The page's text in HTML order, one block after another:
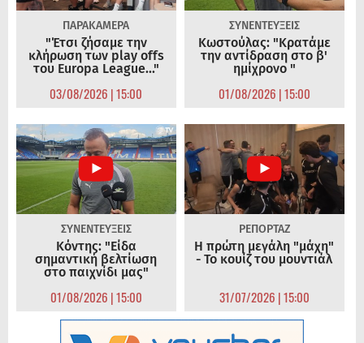
ΠΑΡΑΚΑΜΕΡΑ
"Έτσι ζήσαμε την
κλήρωση των play offs
του Europa League..."
03/08/2026 | 15:00
ΣΥΝΕΝΤΕΥΞΕΙΣ
Κωστούλας: "Κρατάμε
την αντίδραση στο β'
ημίχρονο "
01/08/2026 | 15:00
ΣΥΝΕΝΤΕΥΞΕΙΣ
Κόντης: "Είδα
σημαντική βελτίωση
στο παιχνίδι μας"
01/08/2026 | 15:00
ΡΕΠΟΡΤΑΖ
Η πρώτη μεγάλη "μάχη"
- Το κουίζ του μουντιάλ
31/07/2026 | 15:00